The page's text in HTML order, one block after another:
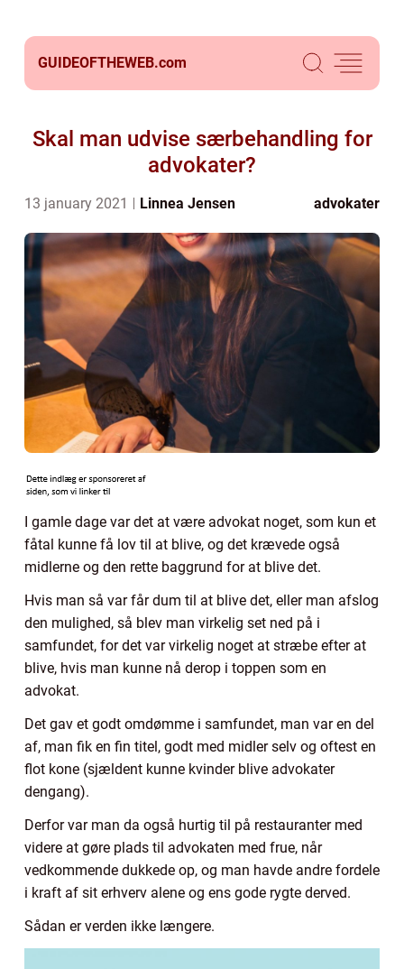
GUIDEOFTHEWEB.com
Skal man udvise særbehandling for
advokater?
13 january 2021 Linnea Jensen advokater
I gamle dage var det at være advokat noget, som kun et
fåtal kunne få lov til at blive, og det krævede også
midlerne og den rette baggrund for at blive det.
Hvis man så var får dum til at blive det, eller man afslog
den mulighed, så blev man virkelig set ned på i
samfundet, for det var virkelig noget at stræbe efter at
blive, hvis man kunne nå derop i toppen som en
advokat.
Det gav et godt omdømme i samfundet, man var en del
af, man fik en fin titel, godt med midler selv og oftest en
flot kone (sjældent kunne kvinder blive advokater
dengang).
Derfor var man da også hurtig til på restauranter med
videre at gøre plads til advokaten med frue, når
vedkommende dukkede op, og man havde andre fordele
i kraft af sit erhverv alene og ens gode rygte derved.
Sådan er verden ikke længere.